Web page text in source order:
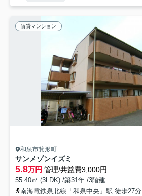
賃貸マンション
和泉市箕形町
サンメゾンイズミ
5.8万円 管理/共益費3,000円
55.40㎡ (3LDK) /築31年 /3階建
南海電鉄泉北線「和泉中央」駅 徒歩27分